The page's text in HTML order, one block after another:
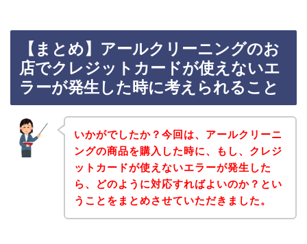
【まとめ】アールクリーニングのお
店でクレジットカードが使えないエ
ラーが発生した時に考えられること
いかがでしたか？今回は、アールクリーニ
ングの商品を購入した時に、もし、クレジ
ットカードが使えないエラーが発生した
ら、どのように対応すればよいのか？とい
うことをまとめさせていただきました。